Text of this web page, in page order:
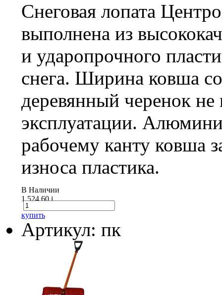
Снеговая лопата
выполнена из
и ударопрочного
снега. Ширина ковша
деревянный черенок не
эксплуатации.
рабочему канту ковша
износа пластика.
В Наличии
1 524.60i
купить
Артикул: пк